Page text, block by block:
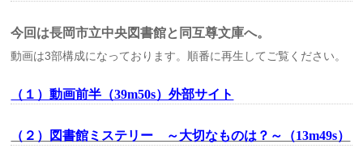
今回は長岡市立中央図書館と同互尊文庫へ。
動画は3部構成になっております。順番に再生してご覧ください。
（１）動画前半（39m50s）外部サイト
（２）図書館ミステリー ～大切なものは？～（13m49s）